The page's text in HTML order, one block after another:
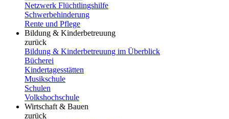
Netzwerk Flüchtlingshilfe
Schwerbehinderung
Rente und Pflege
Bildung & Kinderbetreuung
zurück
Bildung & Kinderbetreuung im Überblick
Bücherei
Kindertagesstätten
Musikschule
Schulen
Volkshochschule
Wirtschaft & Bauen
zurück